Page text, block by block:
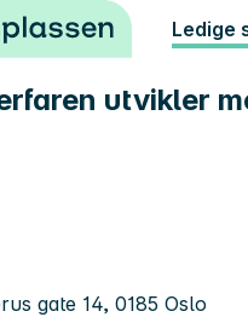
Ledige
utvikler
gate 14, 0185 Oslo